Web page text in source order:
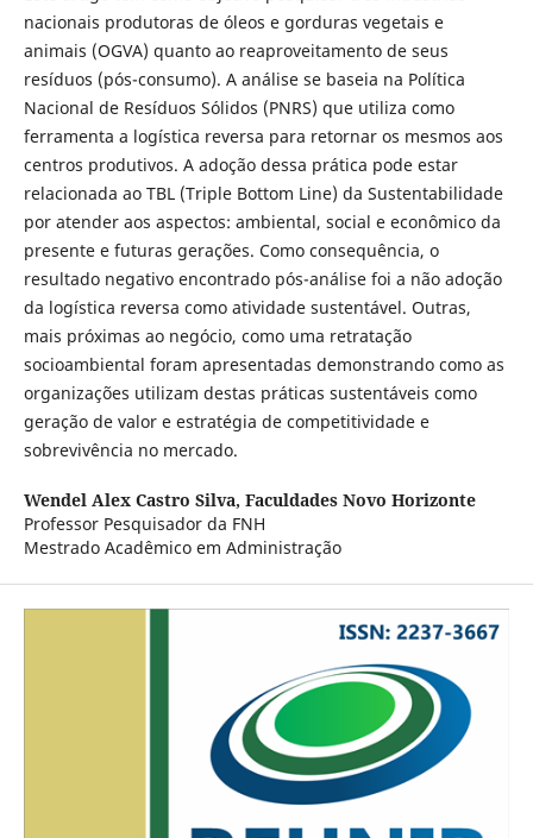
nacionais produtoras de óleos e gorduras vegetais e
animais (OGVA) quanto ao reaproveitamento de seus
resíduos (pós-consumo). A análise se baseia na Política
Nacional de Resíduos Sólidos (PNRS) que utiliza como
ferramenta a logística reversa para retornar os mesmos aos
centros produtivos. A adoção dessa prática pode estar
relacionada ao TBL (Triple Bottom Line) da Sustentabilidade
por atender aos aspectos: ambiental, social e econômico da
presente e futuras gerações. Como consequência, o
resultado negativo encontrado pós-análise foi a não adoção
da logística reversa como atividade sustentável. Outras,
mais próximas ao negócio, como uma retratação
socioambiental foram apresentadas demonstrando como as
organizações utilizam destas práticas sustentáveis como
geração de valor e estratégia de competitividade e
sobrevivência no mercado.
Wendel Alex Castro Silva, Faculdades Novo Horizonte
Professor Pesquisador da FNH
Mestrado Acadêmico em Administração